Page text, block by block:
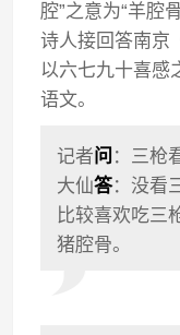
腔”之意为“羊腔
诗人接回答南京
以六七九十喜感
语文。
记者问 ：三枪
大仙答：没看
比较喜欢吃三
猪腔骨。